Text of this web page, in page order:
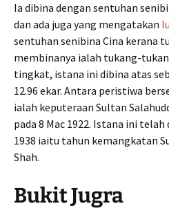
Ia dibina dengan sentuhan
dan ada juga yang mengatakan
sentuhan senibina Cina kerana
membinanya ialah tukang-
tingkat, istana ini dibina atas
12.96 ekar. Antara peristiwa
ialah keputeraan Sultan
pada 8 Mac 1922. Istana ini
1938 iaitu tahun kemangkatan
Shah.
Bukit Jugra